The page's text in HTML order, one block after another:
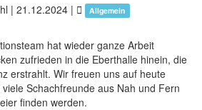
| 21.12.2024 | Allgemein
hat wieder ganze Arbeit
zufrieden in die Eberthalle hinein, die
erstrahlt. Wir freuen uns auf heute
Schachfreunde aus Nah und Fern
finden werden.